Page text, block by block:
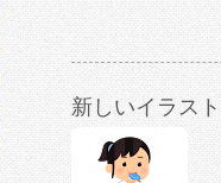
新しいイラスト